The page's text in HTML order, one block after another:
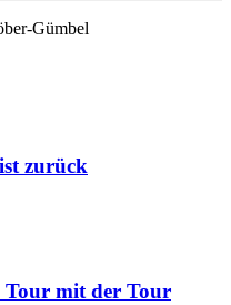
Gümbel
zurück
mit der Tour